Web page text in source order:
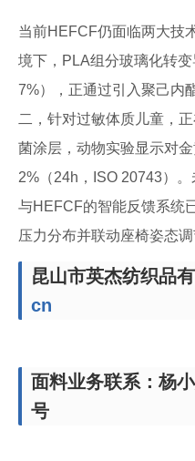
当前HEFCF仍面临两大技
境下，PLA组分玻璃化转
7%），正通过引入聚己内
二，针对过敏体质儿童，
菌涂层，动物实验显示对
2%（24h，ISO 20743）
与HEFCF的智能反馈系统
压力分布并联动座椅姿态调
昆山市英杰纺织品
cn
面料业务联系：杨
号